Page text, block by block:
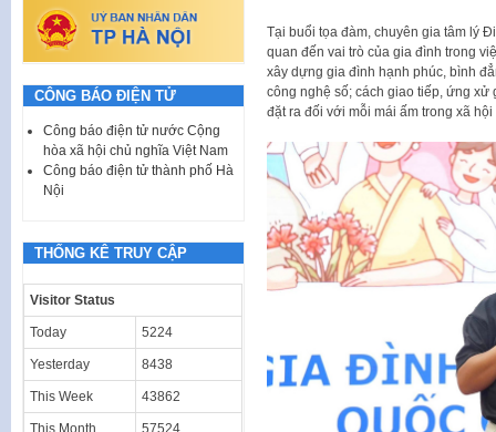
Tại buổi tọa đàm, chuyên gia tâm lý
quan đến vai trò của gia đình trong
xây dựng gia đình hạnh phúc, bình
công nghệ số; cách giao tiếp, ứng
đặt ra đối với mỗi mái ấm trong xã
CÔNG BÁO ĐIỆN TỬ
Công báo điện tử nước Cộng
hòa xã hội chủ nghĩa Việt Nam
Công báo điện tử thành phố Hà
Nội
THỐNG KÊ TRUY CẬP
Visitor Status
Today 5224
Yesterday 8438
This Week 43862
This Month 57524